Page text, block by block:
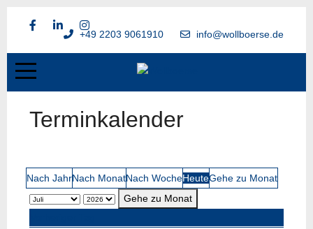
+49 2203 9061910 info@wollboerse.de
Terminkalender
Nach JahrNach MonatNach WocheHeuteGehe zu Monat
Gehe zu Monat